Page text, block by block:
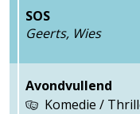
SOS
Geerts, Wies
Avondvullend
Komedie /